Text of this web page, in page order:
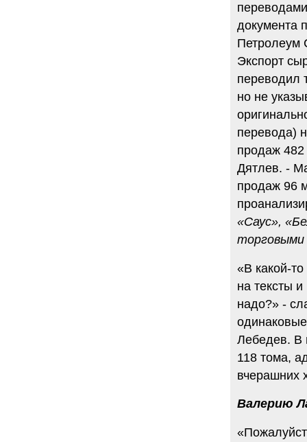
документа
Петролеум
Экспорт
переводил
но не
перевода)
продаж 482
Дятлев. -
продаж 96
«Саус»,
«В какой-
на тексты
надо?» -
Лебедев. В
118 тома,
вчерашних
Валерию